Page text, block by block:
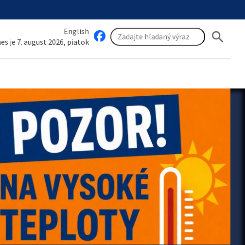
English
je 7. august 2026, piatok
search